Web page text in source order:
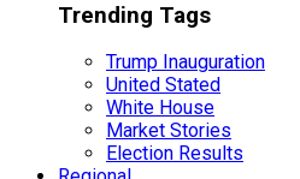
Trending Tags
Trump Inauguration
United Stated
White House
Market Stories
Election Results